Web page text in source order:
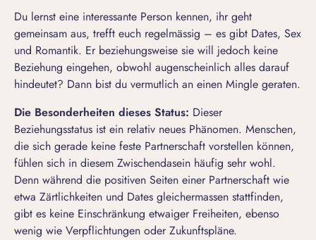
Du lernst eine interessante Person kennen, ihr geht
gemeinsam aus, trefft euch regelmässig – es gibt Dates, Sex
und Romantik. Er beziehungsweise sie will jedoch keine
Beziehung eingehen, obwohl augenscheinlich alles darauf
hindeutet? Dann bist du vermutlich an einen Mingle geraten.
Die Besonderheiten dieses Status: Dieser
Beziehungsstatus ist ein relativ neues Phänomen. Menschen,
die sich gerade keine feste Partnerschaft vorstellen können,
fühlen sich in diesem Zwischendasein häufig sehr wohl.
Denn während die positiven Seiten einer Partnerschaft wie
etwa Zärtlichkeiten und Dates gleichermassen stattfinden,
gibt es keine Einschränkung etwaiger Freiheiten, ebenso
wenig wie Verpflichtungen oder Zukunftspläne.